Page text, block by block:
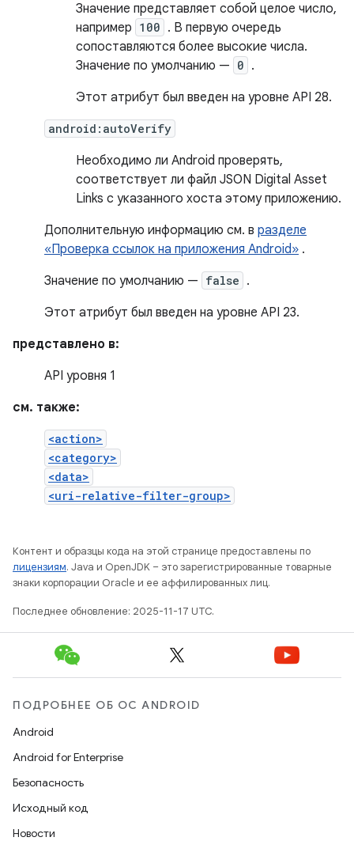
Значение представляет собой целое число,
например 100 . В первую очередь
сопоставляются более высокие числа.
Значение по умолчанию — 0 .
Этот атрибут был введен на уровне API 28.
android:autoVerify
Необходимо ли Android проверять,
соответствует ли файл JSON Digital Asset
Links с указанного хоста этому приложению.
Дополнительную информацию см. в разделе
«Проверка ссылок на приложения Android» .
Значение по умолчанию — false .
Этот атрибут был введен на уровне API 23.
представлено в:
API уровня 1
см. также:
<action>
<category>
<data>
<uri-relative-filter-group>
Контент и образцы кода на этой странице предоставлены по
лицензиям. Java и OpenJDK – это зарегистрированные товарные
знаки корпорации Oracle и ее аффилированных лиц.
Последнее обновление: 2025-11-17 UTC.
ПОДРОБНЕЕ ОБ ОС ANDROID
Android
Android for Enterprise
Безопасность
Исходный код
Новости